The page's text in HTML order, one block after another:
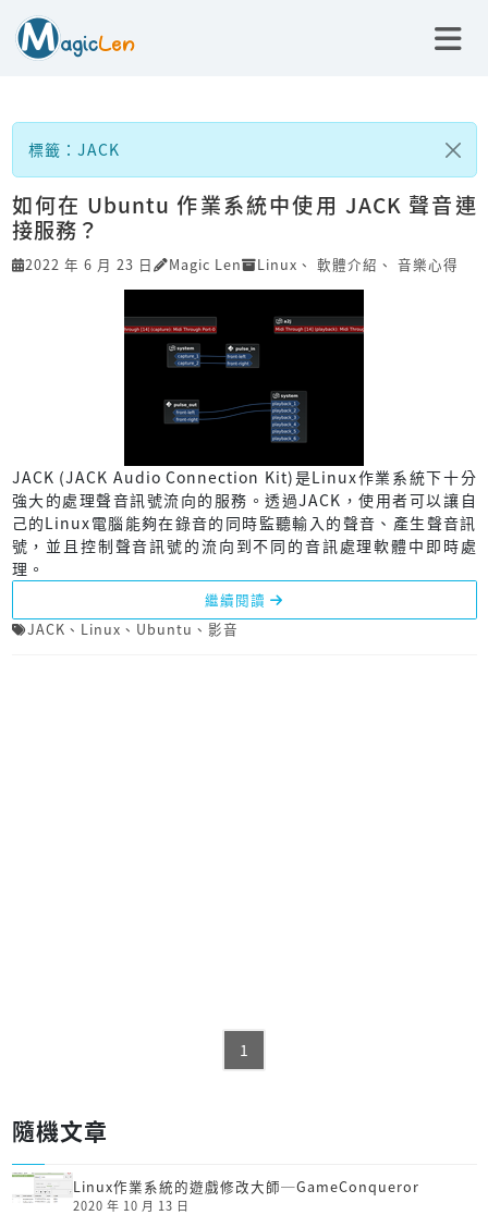
標籤：JACK
如何在 Ubuntu 作業系統中使用 JACK 聲音連
接服務？
2022 年 6 月 23 日 Magic Len Linux 、 軟體介紹 、 音樂心得
JACK (JACK Audio Connection Kit)是Linux作業系統下十分
強大的處理聲音訊號流向的服務。透過JACK，使用者可以讓自
己的Linux電腦能夠在錄音的同時監聽輸入的聲音、產生聲音訊
號，並且控制聲音訊號的流向到不同的音訊處理軟體中即時處
理。
繼續閱讀
JACK 、 Linux 、 Ubuntu 、 影音
1
隨機文章
Linux作業系統的遊戲修改大師─GameConqueror
2020 年 10 月 13 日